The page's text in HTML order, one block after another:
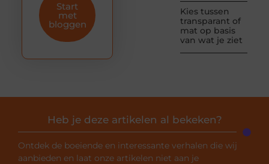
Kies tussen
transparant of
mat op basis
van wat je ziet
Start
met
bloggen
Heb je deze artikelen al bekeken?
Ontdek de boeiende en interessante verhalen die wij
aanbieden en laat onze artikelen niet aan je